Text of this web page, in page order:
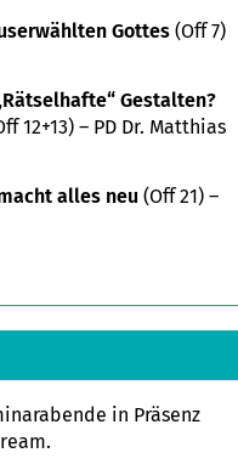
Gottes (Off 7)
Gestalten?
12+13) – PD Dr. Matthias
alles neu (Off 21) –
in Präsenz